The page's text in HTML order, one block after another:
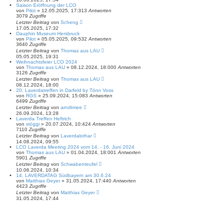
Saison Eröffnung der LCO
von Pilot » 12.05.2025, 17:313Antworten
3079 Zugriffe
Letzter Beitrag von Scheng
17.05.2025, 17:32
Dauphin Museum Hersbruck
von Pilot » 05.05.2025, 09:532Antworten
3640 Zugriffe
Letzter Beitrag von Thomas aus LAU
05.05.2025, 19:31
Weihnachtsfeier LCO 2024
von Thomas aus LAU » 08.12.2024, 18:000Antworten
3126 Zugriffe
Letzter Beitrag von Thomas aus LAU
08.12.2024, 18:00
20. Laverdatreffen in Darfeld by Tönn Voss
von RGS » 25.09.2024, 15:083Antworten
6499 Zugriffe
Letzter Beitrag von arndtmee
26.09.2024, 13:28
Laverda Treffen Heftrich
von stöggi » 20.07.2024, 10:424Antworten
7110 Zugriffe
Letzter Beitrag von Laverdalothar
14.08.2024, 09:55
LCO Laverda Meeting 2024 vom 14. - 16. Juni 2024
von Thomas aus LAU » 01.04.2024, 18:001Antworten
5901 Zugriffe
Letzter Beitrag von Schwabenteufel
10.06.2024, 10:34
14. LAVERDATAG Südbayern am 30.6.24
von Matthias Geyer» 31.05.2024, 17:440Antworten
4423 Zugriffe
Letzter Beitrag von Matthias Geyer
31.05.2024, 17:44